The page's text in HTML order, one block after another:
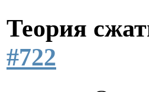
Теория
#722